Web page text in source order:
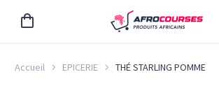
Accueil EPICERIE THÉ STARLING POMME